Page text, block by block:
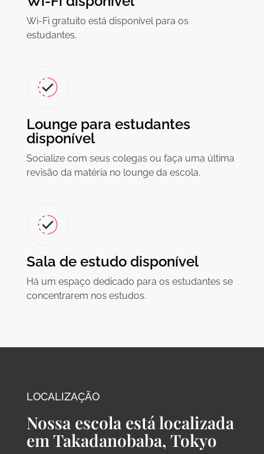
Wi-Fi gratuito está disponível para os
estudantes.
Lounge para estudantes
disponível
Socialize com seus colegas ou faça uma última
revisão da matéria no lounge da escola.
Sala de estudo disponível
Há um espaço dedicado para os estudantes se
concentrarem nos estudos.
LOCALIZAÇÃO
Nossa escola está localizada
em Takadanobaba, Tokyo